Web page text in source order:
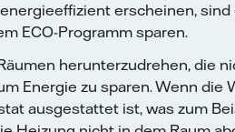
erscheinen,
ECO-Programm sparen.
herunterzudrehen, die
Energie zu sparen. Wenn die
ausgestattet ist, was zum